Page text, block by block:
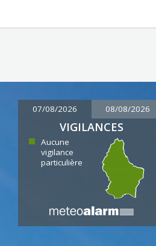
07/08/2026 08/08/2026
VIGILANCES
Aucune
vigilance
particulière